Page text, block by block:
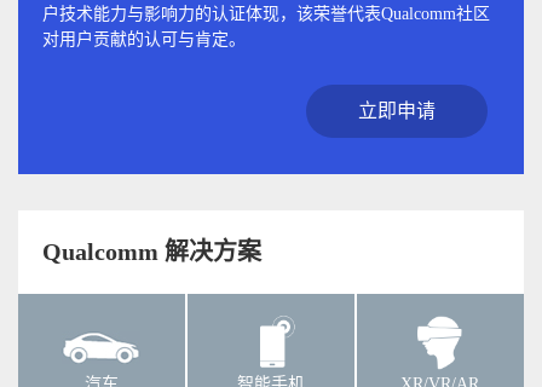
户技术能力与影响力的认证体现，该荣誉代表Qualcomm社区
对用户贡献的认可与肯定。
立即申请
Qualcomm 解决方案